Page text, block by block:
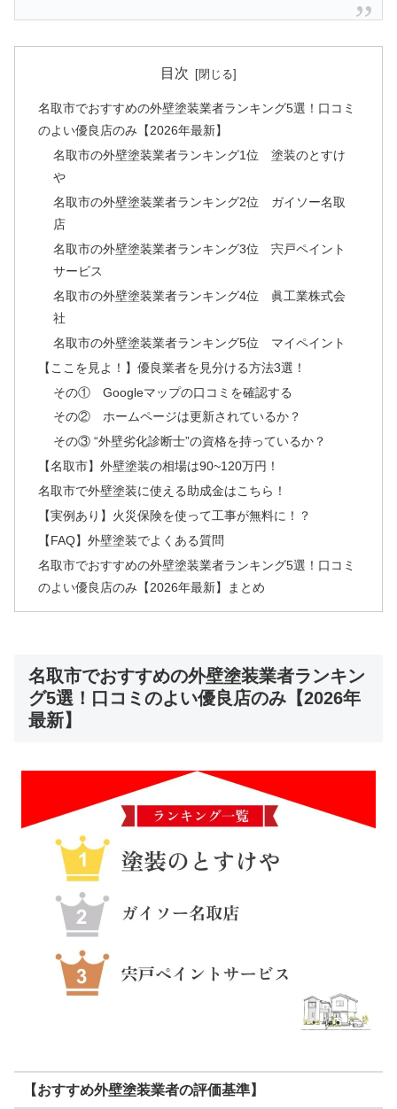
目次
名取市でおすすめの外壁塗装業者ランキング5選！口コミ
のよい優良店のみ【2026年最新】
名取市の外壁塗装業者ランキング1位 塗装のとすけ
や
名取市の外壁塗装業者ランキング2位 ガイソー名取
店
名取市の外壁塗装業者ランキング3位 宍戸ペイント
サービス
名取市の外壁塗装業者ランキング4位 眞工業株式会
社
名取市の外壁塗装業者ランキング5位 マイペイント
【ここを見よ！】優良業者を見分ける方法3選！
その① Googleマップの口コミを確認する
その② ホームページは更新されているか？
その③ “外壁劣化診断士”の資格を持っているか？
【名取市】外壁塗装の相場は90~120万円！
名取市で外壁塗装に使える助成金はこちら！
【実例あり】火災保険を使って工事が無料に！？
【FAQ】外壁塗装でよくある質問
名取市でおすすめの外壁塗装業者ランキング5選！口コミ
のよい優良店のみ【2026年最新】まとめ
名取市でおすすめの外壁塗装業者ランキン
グ5選！口コミのよい優良店のみ【2026年
最新】
【おすすめ外壁塗装業者の評価基準】